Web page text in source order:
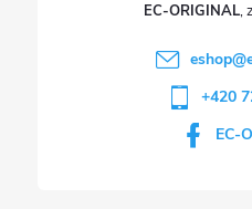
EC-ORIGINAL
eshop@
+420
EC-